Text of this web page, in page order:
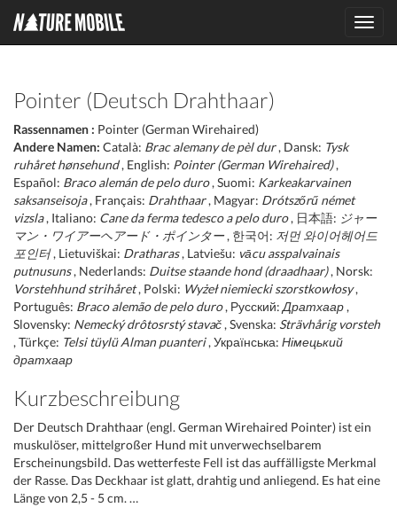
Pointer (Deutsch Drahthaar)
Rassennamen : Pointer (German Wirehaired)
Andere Namen: Català: Brac alemany de pèl dur, Dansk: Tysk
ruhåret hønsehund, English: Pointer (German Wirehaired),
Español: Braco alemán de pelo duro, Suomi: Karkeakarvainen
saksanseisoja, Français: Drahthaar, Magyar: Drótszőrű német
vizsla, Italiano: Cane da ferma tedesco a pelo duro, 日本語: ジャー
マン・ワイアーヘアード・ポインター, 한국어: 저먼 와이어헤어드
포인터, Lietuviškai: Dratharas, Latviešu: vācu asspalvainais
putnusuns, Nederlands: Duitse staande hond (draadhaar), Norsk:
Vorstehhund strihåret, Polski: Wyżeł niemiecki szorstkowłosy,
Português: Braco alemão de pelo duro, Русский: Дратхаар ,
Slovensky: Nemecký drôtosrstý stavač , Svenska: Strävhårig vorsteh
, Türkçe: Telsi tüylü Alman puanteri, Українська: Німецький
дратхаар
Kurzbeschreibung
Der Deutsch Drahthaar (engl. German Wirehaired Pointer) ist ein
muskulöser, mittelgroßer Hund mit unverwechselbarem
Erscheinungsbild. Das wetterfeste Fell ist das auffälligste Merkmal
der Rasse. Das Deckhaar ist glatt, drahtig und anliegend. Es hat eine
Länge von 2,5 - 5 cm. …